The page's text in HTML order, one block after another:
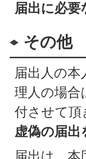
届出に必
その他
届出人の本
理人の場合
付させて頂
虚偽の届
届出は、